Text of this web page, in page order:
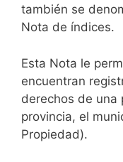
también se
Nota de índices.
Esta Nota le
encuentran
derechos de una
provincia, el
Propiedad).